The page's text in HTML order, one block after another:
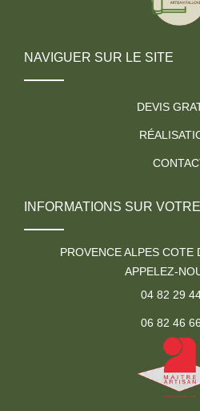
NAVIGUER SUR LE SITE
DEVIS
INFORMATIONS SUR
PROVENCE ALPES COTE
APPELEZ-
04 82 29
06 82 46